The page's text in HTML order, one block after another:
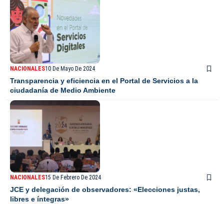
NACIONALES10 De Mayo De 2024
Transparencia y eficiencia en el Portal de Servicios a la
ciudadanía de Medio Ambiente
NACIONALES15 De Febrero De 2024
JCE y delegación de observadores: «Elecciones justas,
libres e íntegras»